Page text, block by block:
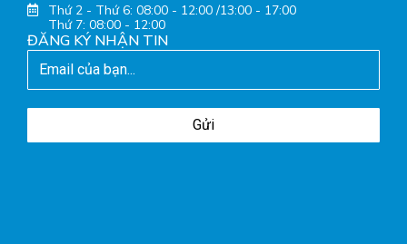
Thứ 2 - Thứ 6: 08:00 - 12:00 /13:00 - 17:00
Thứ 7: 08:00 - 12:00
ĐĂNG KÝ NHẬN TIN
Gửi